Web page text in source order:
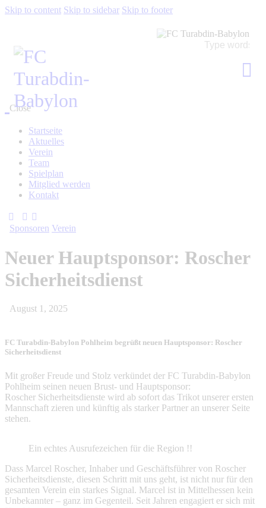
Skip to content Skip to sidebar Skip to footer
Close
Startseite
Aktuelles
Verein
Team
Spielplan
Mitglied werden
Kontakt
Sponsoren Verein
Neuer Hauptsponsor: Roscher
Sicherheitsdienst
August 1, 2025
FC Turabdin-Babylon Pohlheim begrüßt neuen Hauptsponsor: Roscher
Sicherheitsdienst
Mit großer Freude und Stolz verkündet der FC Turabdin-Babylon
Pohlheim seinen neuen Brust- und Hauptsponsor:
Roscher Sicherheitsdienste wird ab sofort das Trikot unserer ersten
Mannschaft zieren und künftig als starker Partner an unserer Seite
stehen.
Ein echtes Ausrufezeichen für die Region !!
Dass Marcel Roscher, Inhaber und Geschäftsführer von Roscher
Sicherheitsdienste, diesen Schritt mit uns geht, ist nicht nur für den
gesamten Verein ein starkes Signal. Marcel ist in Mittelhessen kein
Unbekannter – ganz im Gegenteil. Seit Jahren engagiert er sich mit